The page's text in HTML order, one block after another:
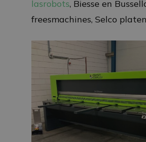
lasrobots, Biesse en
freesmachines, Selco